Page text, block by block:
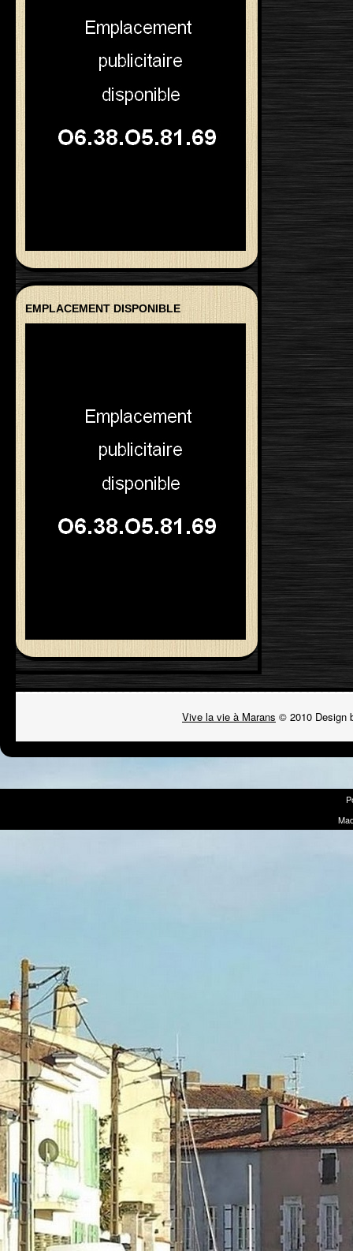
EMPLACEMENT DISPONIBLE
Vive la vie à Marans © 2010 Design